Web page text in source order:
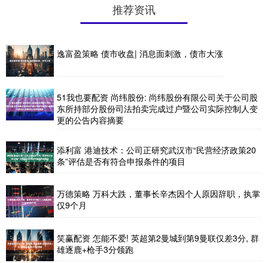
推荐资讯
逸富盈策略 债市收盘| 消息面刺激，债市大涨
51我也要配资 尚纬股份: 尚纬股份有限公司关于公司股
东所持部分股份司法拍卖完成过户暨公司实际控制人变
更的公告内容摘要
添利富 港迪技术：公司正研究武汉市“民营经济政策20
条”评估是否有符合申报条件的项目
万德策略 万科大跌，董事长辛杰因个人原因辞职，执掌
仅9个月
笑赢配资 怎能不爱! 英超第2曼城到第9曼联仅差3分, 群
雄逐鹿+枪手3分领跑